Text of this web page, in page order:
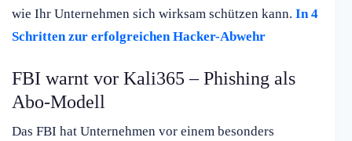
wie Ihr Unternehmen sich wirksam schützen kann. In 4
Schritten zur erfolgreichen Hacker-Abwehr
FBI warnt vor Kali365 – Phishing als
Abo-Modell
Das FBI hat Unternehmen vor einem besonders